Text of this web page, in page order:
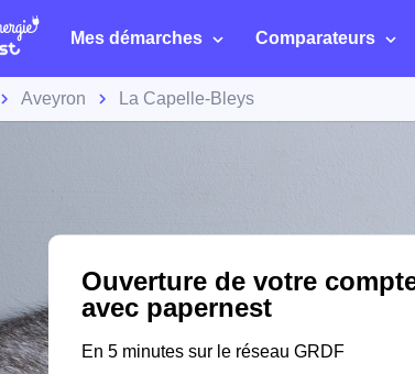
Mes démarches Comparateurs
Aveyron La Capelle-Bleys